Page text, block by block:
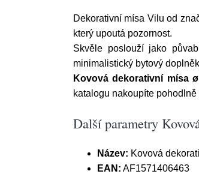
Dekorativní mísa Vilu od
který upoutá pozornost.
Skvěle poslouží jako
minimalistický bytový
Kovová dekorativní mísa
katalogu nakoupíte
Další parametry
Název: Kovová
EAN: AF1571406463